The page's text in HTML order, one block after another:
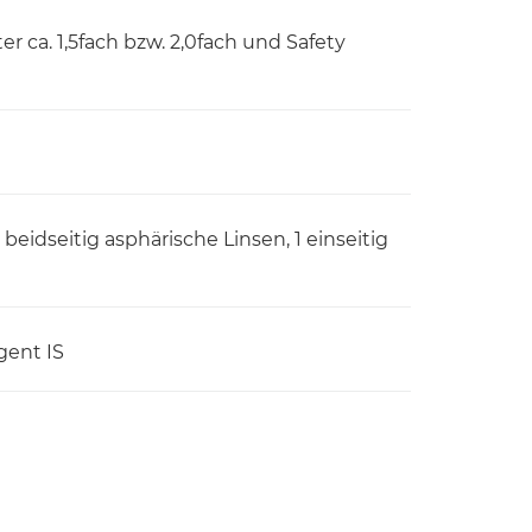
ca. 1,5fach bzw. 2,0fach und Safety
asphärische Linsen, 1 einseitig
IS